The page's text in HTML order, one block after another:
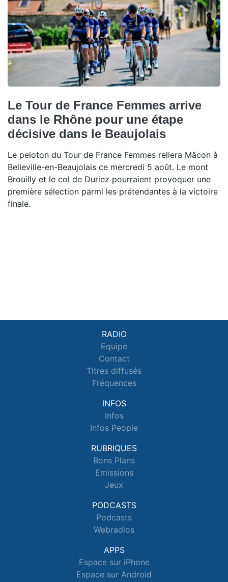
Le Tour de France Femmes arrive
dans le Rhône pour une étape
décisive dans le Beaujolais
Le peloton du Tour de France Femmes reliera Mâcon à
Belleville-en-Beaujolais ce mercredi 5 août. Le mont
Brouilly et le col de Duriez pourraient provoquer une
première sélection parmi les prétendantes à la victoire
finale.
RADIO
Equipe
Contact
Titres diffusés
Fréquences
INFOS
Infos
Infos People
RUBRIQUES
Bons Plans
Emissions
Jeux
PODCASTS
Podcasts
Webradios
APPS
Espace sur iPhone
Espace sur Android